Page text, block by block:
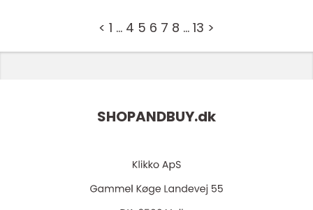
< 1 … 4 5 6 7 8 … 13 >
SHOPANDBUY.dk